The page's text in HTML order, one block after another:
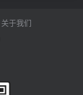
关于我们